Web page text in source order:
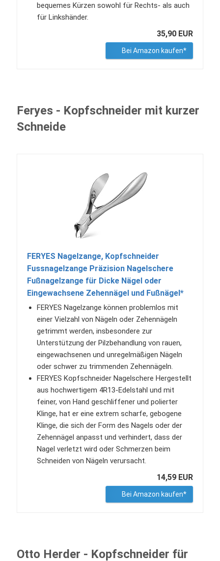
bequemes Kürzen sowohl für Rechts- als auch
für Linkshänder.
35,90 EUR
Bei Amazon kaufen*
Feryes - Kopfschneider mit kurzer
Schneide
FERYES Nagelzange, Kopfschneider
Fussnagelzange Präzision Nagelschere
Fußnagelzange für Dicke Nägel oder
Eingewachsene Zehennägel und Fußnägel*
FERYES Nagelzange können problemlos mit
einer Vielzahl von Nägeln oder Zehennägeln
getrimmt werden, insbesondere zur
Unterstützung der Pilzbehandlung von rauen,
eingewachsenen und unregelmäßigen Nägeln
oder schwer zu trimmenden Zehennägeln.
FERYES Kopfschneider Nagelschere Hergestellt
aus hochwertigem 4R13-Edelstahl und mit
feiner, von Hand geschliffener und polierter
Klinge, hat er eine extrem scharfe, gebogene
Klinge, die sich der Form des Nagels oder der
Zehennägel anpasst und verhindert, dass der
Nagel verletzt wird oder Schmerzen beim
Schneiden von Nägeln verursacht.
14,59 EUR
Bei Amazon kaufen*
Otto Herder - Kopfschneider für